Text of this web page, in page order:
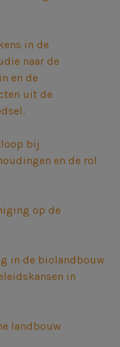
in de
naar de
en de
uit de
bij
en de rol
op de
in de biolandbouw
in
landbouw